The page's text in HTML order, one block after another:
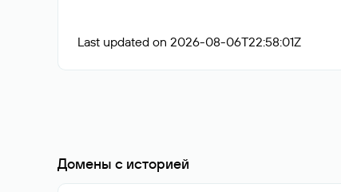
Last updated on 2026-08-06T22:58:01Z
Домены с историей